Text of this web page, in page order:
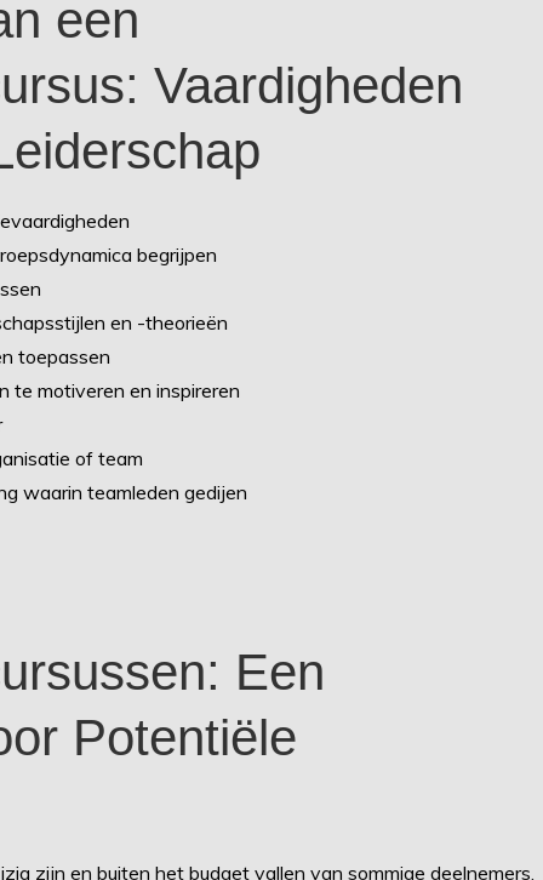
een
Vaardigheden
begrijpen
en -theorieën
toepassen
te motiveren en inspireren
of team
waarin teamleden gedijen
Een
Potentiële
zijn en buiten het budget vallen van sommige deelnemers.